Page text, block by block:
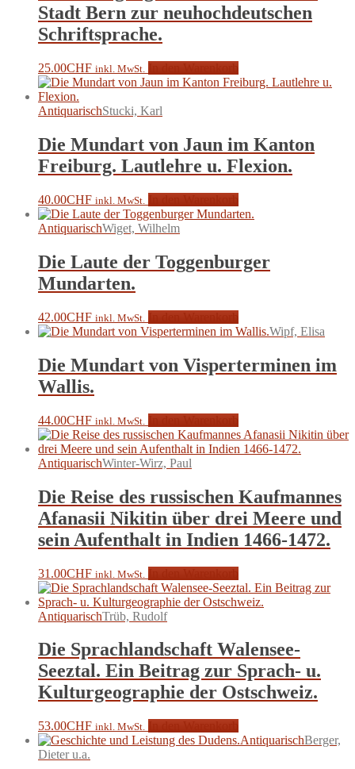
Stadt Bern zur neuhochdeutschen
Schriftsprache.
25.00CHF inkl. MwSt.
AntiquarischStucki, Karl
Die Mundart von Jaun im Kanton
Freiburg. Lautlehre u. Flexion.
40.00CHF inkl. MwSt.
AntiquarischWiget, Wilhelm
Die Laute der Toggenburger
Mundarten.
42.00CHF inkl. MwSt.
Wipf, Elisa
Die Mundart von Visperterminen im
Wallis.
44.00CHF inkl. MwSt.
AntiquarischWinter-Wirz, Paul
Die Reise des russischen Kaufmannes
Afanasii Nikitin über drei Meere und
sein Aufenthalt in Indien 1466-1472.
31.00CHF inkl. MwSt.
AntiquarischTrüb, Rudolf
Die Sprachlandschaft Walensee-
Seeztal. Ein Beitrag zur Sprach- u.
Kulturgeographie der Ostschweiz.
53.00CHF inkl. MwSt.
AntiquarischBerger,
Dieter u.a.